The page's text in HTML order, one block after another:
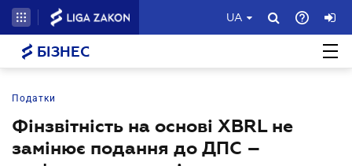
UA
БІЗНЕС
Податки
Фінзвітність на основі XBRL не
замінює подання до ДПС –